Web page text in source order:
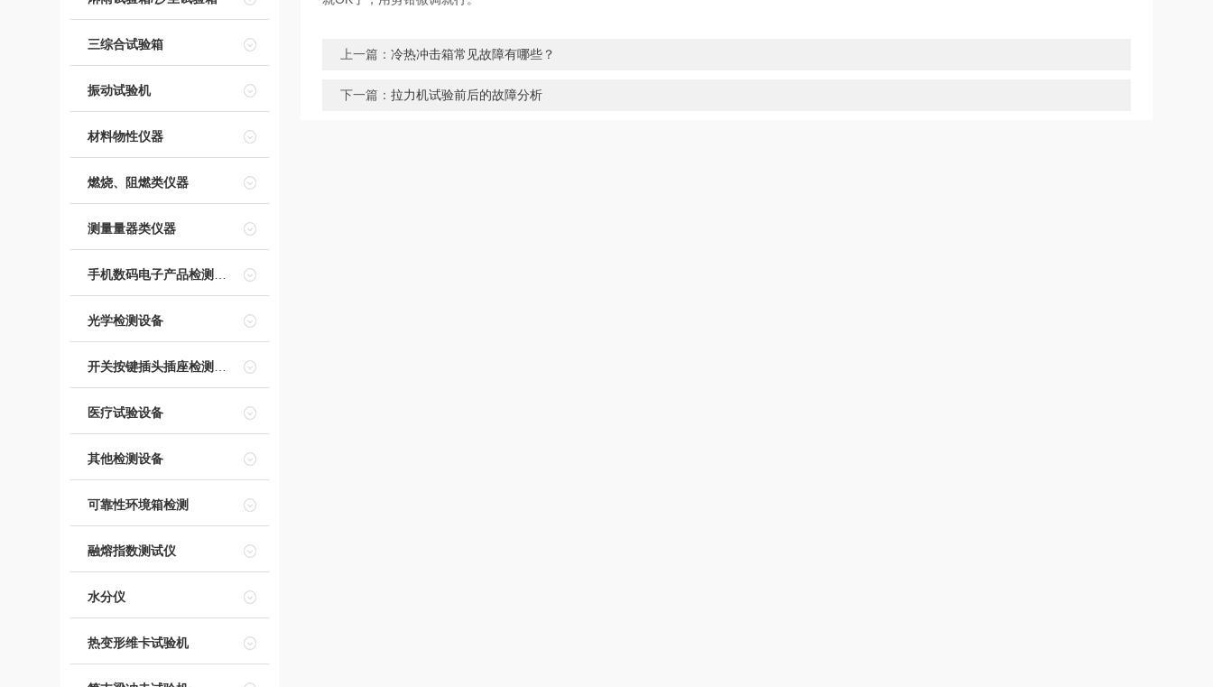
三综合试验箱
振动试验机
材料物性仪器
燃烧、阻燃类仪器
测量量器类仪器
手机数码电子产品检测设备
光学检测设备
开关按键插头插座检测设备
医疗试验设备
其他检测设备
可靠性环境箱检测
融熔指数测试仪
水分仪
热变形维卡试验机
上一篇： 冷热冲击箱常见故障有哪些？
下一篇： 拉力机试验前后的故障分析